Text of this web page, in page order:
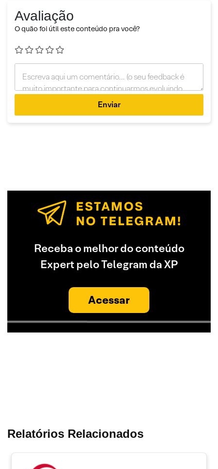
Avaliação
O quão foi útil este conteúdo pra você?
Enviar
Receba o melhor do conteúdo
Expert pelo Telegram da XP
Acessar
Relatórios Relacionados